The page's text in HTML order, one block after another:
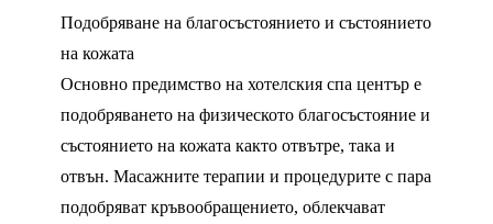
Подобряване на благосъстоянието и състоянието
на кожата
Основно предимство на хотелския спа център е
подобряването на физическото благосъстояние и
състоянието на кожата както отвътре, така и
отвън. Масажните терапии и процедурите с пара
подобряват кръвообращението, облекчават